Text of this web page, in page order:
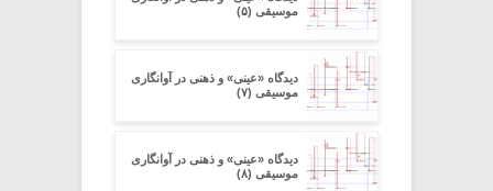
موسیقی (۵)
دیدگاه «عینی» و ذهنی در آوانگاری
موسیقی (۷)
دیدگاه «عینی» و ذهنی در آوانگاری
موسیقی (۸)